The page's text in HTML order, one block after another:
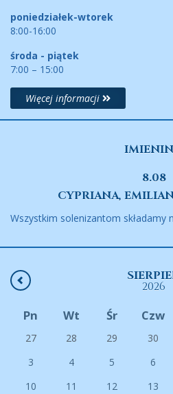
poniedziałek-wtorek
8:00-16:00
środa - piątek
7:00 – 15:00
Więcej informacji
8.08
CYPRIANA,
Wszystkim solenizantom składamy
2026
Pn Wt Śr Czw
27 28 29 30
3
4 5 6
10
11 12 13